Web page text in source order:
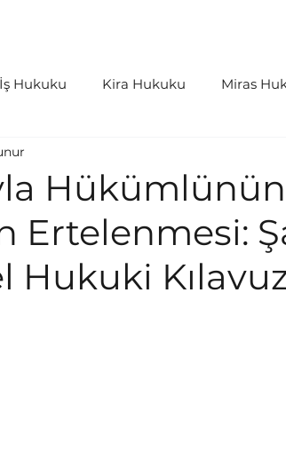
İş Hukuku Kira Hukuku Miras
Hukuku
Tazminat Hukuku
Hükümlünün
Ertelenmesi:
Hukuki